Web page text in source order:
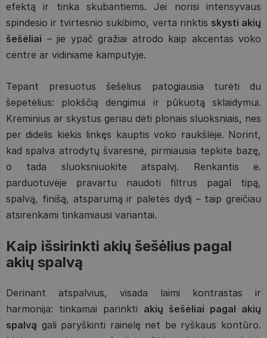
efektą ir tinka skubantiems. Jei norisi intensyvaus
spindesio ir tvirtesnio sukibimo, verta rinktis skysti akių
šešėliai – jie ypač gražiai atrodo kaip akcentas voko
centre ar vidiniame kamputyje.
Tepant presuotus šešėlius patogiausia turėti du
šepetėlius: plokščią dengimui ir pūkuotą sklaidymui.
Kreminius ar skystus geriau dėti plonais sluoksniais, nes
per didelis kiekis linkęs kauptis voko raukšlėje. Norint,
kad spalva atrodytų švaresnė, pirmiausia tepkite bazę,
o tada sluoksniuokite atspalvį. Renkantis e.
parduotuvėje pravartu naudoti filtrus pagal tipą,
spalvą, finišą, atsparumą ir paletės dydį – taip greičiau
atsirenkami tinkamiausi variantai.
Kaip išsirinkti akių šešėlius pagal
akių spalvą
Derinant atspalvius, visada laimi kontrastas ir
harmonija: tinkamai parinkti akių šešėliai pagal akių
spalvą gali paryškinti rainelę net be ryškaus kontūro.